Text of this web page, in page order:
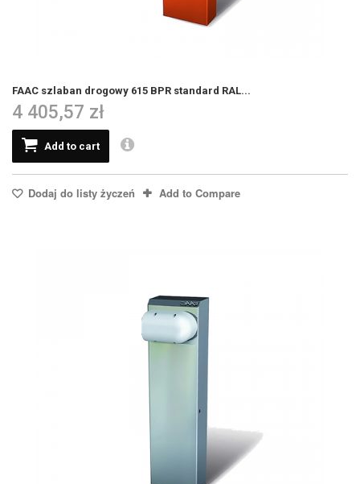
FAAC szlaban drogowy 615 BPR standard RAL...
4 405,57 zł
Add to cart
Dodaj do listy życzeń Add to Compare